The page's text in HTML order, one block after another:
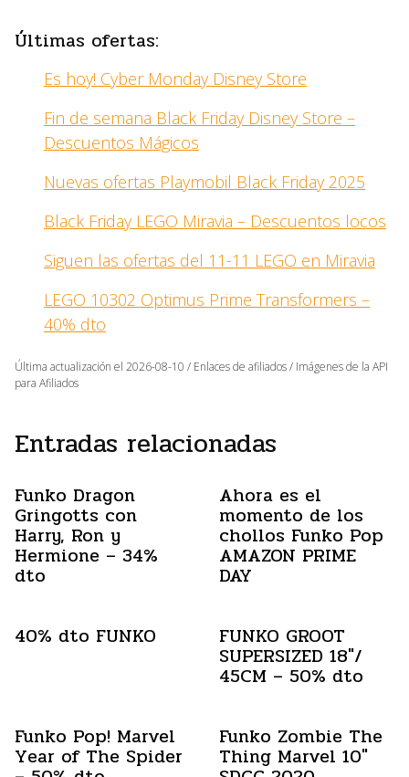
Últimas ofertas:
Es hoy! Cyber Monday Disney Store
Fin de semana Black Friday Disney Store –
Descuentos Mágicos
Nuevas ofertas Playmobil Black Friday 2025
Black Friday LEGO Miravia – Descuentos locos
Siguen las ofertas del 11-11 LEGO en Miravia
LEGO 10302 Optimus Prime Transformers –
40% dto
Última actualización el 2026-08-10 / Enlaces de afiliados / Imágenes de la API
para Afiliados
Entradas relacionadas
Funko Dragon
Gringotts con
Harry, Ron y
Hermione – 34%
dto
Ahora es el
momento de los
chollos Funko Pop
AMAZON PRIME
DAY
40% dto FUNKO FUNKO GROOT
SUPERSIZED 18″/
45CM – 50% dto
Funko Pop! Marvel
Year of The Spider
Funko Zombie The
Thing Marvel 10″